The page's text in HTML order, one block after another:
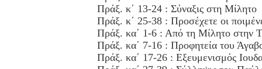
Πράξ. κ΄ 13-24 : Σύναξις στη Μίλητο
Πράξ. κ΄ 25-38 : Προσέχετε οι
Πράξ. κα΄ 1-6 : Από τη Μίλητο στην
Πράξ. κα΄ 7-16 : Προφητεία του
Πράξ. κα΄ 17-26 : Εξευμενισμός